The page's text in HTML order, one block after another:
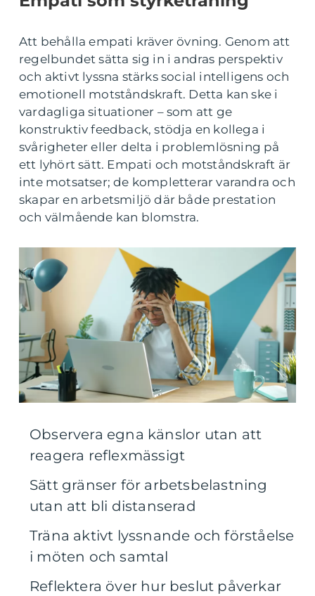
Att behålla empati kräver övning. Genom att
regelbundet sätta sig in i andras perspektiv
och aktivt lyssna stärks social intelligens och
emotionell motståndskraft. Detta kan ske i
vardagliga situationer – som att ge
konstruktiv feedback, stödja en kollega i
svårigheter eller delta i problemlösning på
ett lyhört sätt. Empati och motståndskraft är
inte motsatser; de kompletterar varandra och
skapar en arbetsmiljö där både prestation
och välmående kan blomstra.
Observera egna känslor utan att
reagera reflexmässigt
Sätt gränser för arbetsbelastning
utan att bli distanserad
Träna aktivt lyssnande och förståelse
i möten och samtal
Reflektera över hur beslut påverkar